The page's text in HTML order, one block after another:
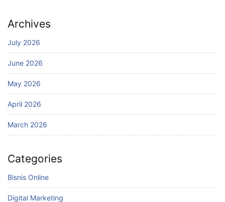
Archives
July 2026
June 2026
May 2026
April 2026
March 2026
Categories
Bisnis Online
Digital Marketing